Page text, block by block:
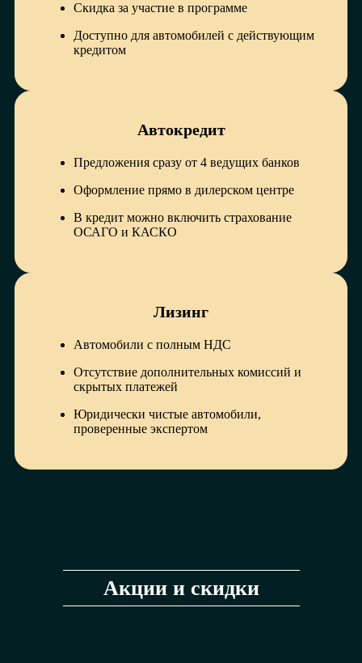
Скидка за участие в программе
Доступно для автомобилей с действующим
кредитом
Автокредит
Предложения сразу от 4 ведущих банков
Оформление прямо в дилерском центре
В кредит можно включить страхование
ОСАГО и КАСКО
Лизинг
Автомобили с полным НДС
Отсутствие дополнительных комиссий и
скрытых платежей
Юридически чистые автомобили,
проверенные экспертом
Акции и скидки